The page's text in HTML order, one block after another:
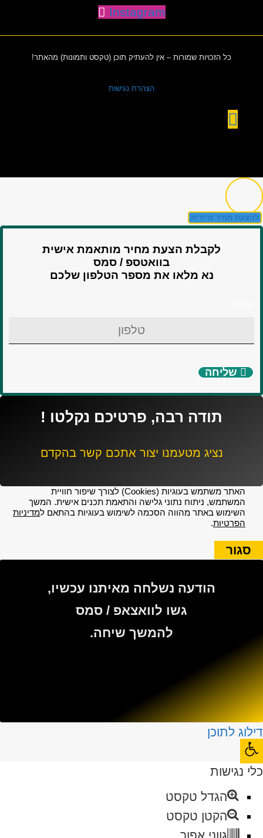
Instagram
כל הזכויות שמורות – אין להעתיק תוכן (טקסט ותמונות) מהאתר!
הצהרת נגישות
להצעת מחיר מיידית
לקבלת הצעת מחיר מותאמת אישית
בוואטספ / סמס
נא מלאו את מספר הטלפון שלכם
שליחה
תודה רבה, פרטיכם נקלטו !
נציג מטעמנו יצור אתכם קשר בהקדם
האתר משתמש בעוגיות (Cookies) לצורך שיפור חוויית
המשתמש, ניתוח נתוני גלישה והתאמת תכנים אישית. המשך
השימוש באתר מהווה הסכמה לשימוש בעוגיות בהתאם למדיניות
הפרטיות.
סגור
הודעה נשלחה מאיתנו עכשיו,
גשו לוואצאפ / סמס
להמשך שיחה.
דילוג לתוכן
פתח
סרגל
נגישות
כלי נגישות
הגדל טקסט
הקטן טקסט
גווני אפור